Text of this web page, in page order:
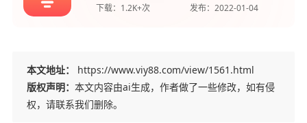
下载： 1.2K+次 发布： 2022-01-04
本文地址：
https://www.viy88.com/view/1561.html
版权声明： 本文内容由ai生成，作者做了一些修改，如有侵
权，请联系我们删除。